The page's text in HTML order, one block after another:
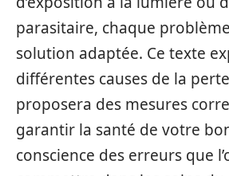
parasitaire, chaque
solution adaptée. Ce texte
différentes causes de la
proposera des mesures
garantir la santé de votre
conscience des erreurs que